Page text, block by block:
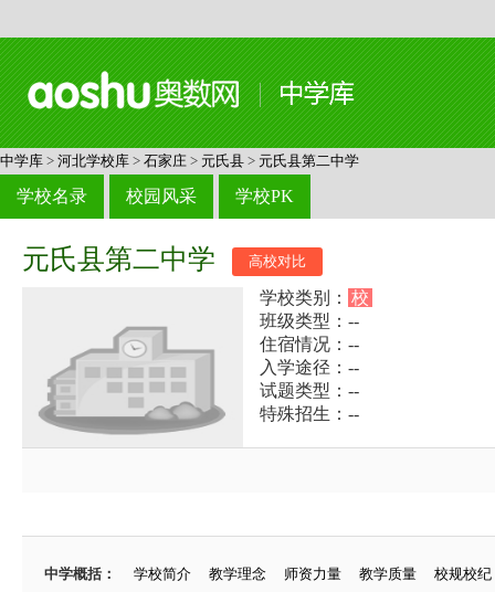
中学库 > 河北学校库 > 石家庄 > 元氏县 > 元氏县第二中学
学校名录 校园风采 学校PK
元氏县第二中学 高校对比
学校类别： 校
班级类型：--
住宿情况：--
入学途径：--
试题类型：--
特殊招生：--
中学概括： 学校简介 教学理念 师资力量 教学质量
校规校纪